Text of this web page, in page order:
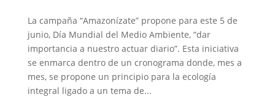
La campaña “Amazonízate” propone para este 5 de
junio, Día Mundial del Medio Ambiente, “dar
importancia a nuestro actuar diario”. Esta iniciativa
se enmarca dentro de un cronograma donde, mes a
mes, se propone un principio para la ecología
integral ligado a un tema de...